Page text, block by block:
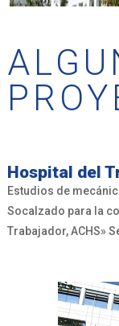
Hospital del
Estudios de
Socalzado para la
Trabajador, ACHS»